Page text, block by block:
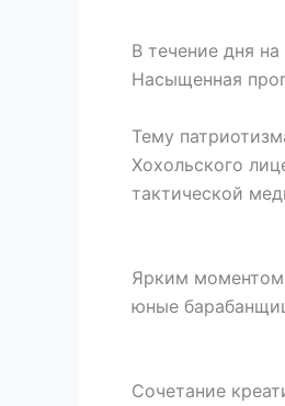
В течение дня
Насыщенная
Тему
Хохольского
тактической
Ярким моментом
юные
Сочетание